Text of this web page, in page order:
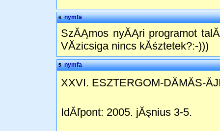
6 nymfa
SzĂĄmos nyĂĄri programot
VĂ­zicsiga nincs kĂśztetek?:-)))
5 nymfa
XXVI. ESZTERGOM-DĂMĂS-
IdĂľpont: 2005. jĂşnius 3-5.